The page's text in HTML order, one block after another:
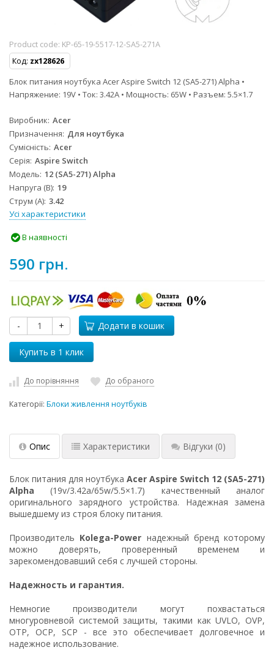
Product code: KP-65-19-5517-12-SA5-271A
Код: zx128626
Блок питания ноутбука Acer Aspire Switch 12 (SA5-271) Alpha •
Напряжение: 19V • Ток: 3.42A • Мощность: 65W • Разъем: 5.5×1.7
Виробник Acer
Призначення Для ноутбука
Сумісність Acer
Серія Aspire Switch
Модель 12 (SA5-271) Alpha
Напруга (В) 19
Струм (А) 3.42
Усі характеристики
В наявності
590 грн.
- + Додати в кошик
До порівняння До обраного
Категорії: Блоки живлення ноутбуків
Опис Характеристики Відгуки (0)
Блок питания для ноутбука Acer Aspire Switch 12 (SA5-271)
Alpha (19v/3.42a/65w/5.5×1.7) качественный аналог
оригинального зарядного устройства. Надежная замена
вышедшему из строя блоку питания.
Производитель Kolega-Power надежный бренд которому
можно доверять, проверенный временем и
зарекомендовавший себя с лучшей стороны.
Надежность и гарантия.
Немногие производители могут похвастаться
многуровневой системой защиты, такими как UVLO, OVP,
OTP, OCP, SCP - все это обеспечивает долговечное и
надежное использование.